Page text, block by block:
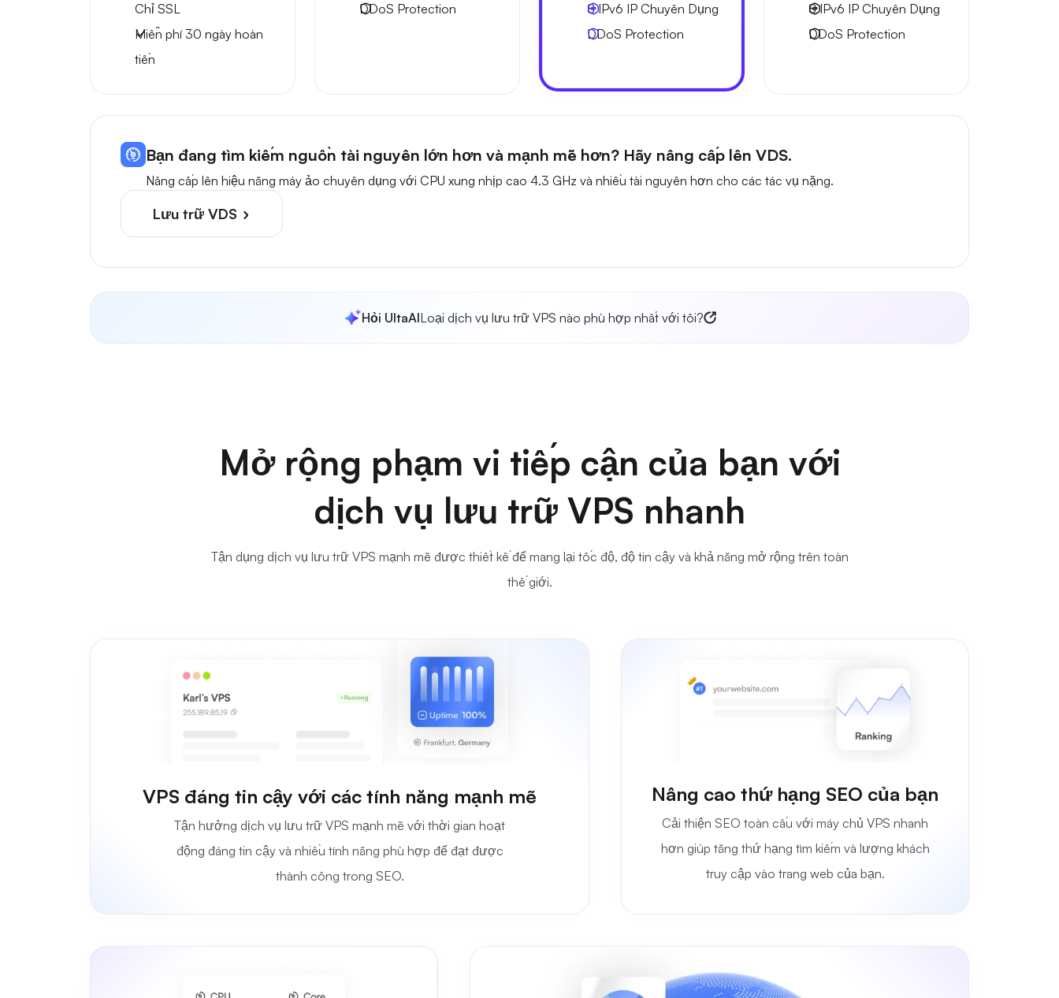
Chỉ SSL
Miễn phí 30 ngày hoàn
tiền
DDoS Protection
8 IPv6 IP Chuyên Dụng
DDoS Protection
8 IPv6 IP Chuyên Dụng
DDoS Protection
Bạn đang tìm kiếm nguồn tài nguyên lớn hơn và mạnh mẽ hơn? Hãy nâng cấp lên VDS.
Nâng cấp lên hiệu năng máy ảo chuyên dụng với CPU xung nhịp cao 4.3 GHz và nhiều tài nguyên hơn cho các tác vụ nặng.
Lưu trữ VDS
Hỏi UltaAILoại dịch vụ lưu trữ VPS nào phù hợp nhất với tôi?
Mở rộng phạm vi tiếp cận của bạn với
dịch vụ lưu trữ VPS nhanh
Tận dụng dịch vụ lưu trữ VPS mạnh mẽ được thiết kế để mang lại tốc độ, độ tin cậy và khả năng mở rộng trên toàn
thế giới.
VPS đáng tin cậy với các tính năng mạnh mẽ
Tận hưởng dịch vụ lưu trữ VPS mạnh mẽ với thời gian hoạt
động đáng tin cậy và nhiều tính năng phù hợp để đạt được
thành công trong SEO.
Nâng cao thứ hạng SEO của bạn
Cải thiện SEO toàn cầu với máy chủ VPS nhanh
hơn giúp tăng thứ hạng tìm kiếm và lượng khách
truy cập vào trang web của bạn.